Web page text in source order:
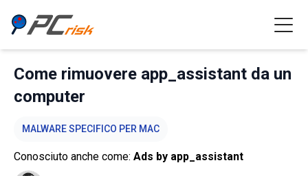
Come rimuovere app_assistant da un
computer
MALWARE SPECIFICO PER MAC
Conosciuto anche come: Ads by app_assistant